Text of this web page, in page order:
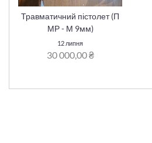
Травматичний пістолет (П
МР - М 9мм)
12 липня
30 000,00 ₴